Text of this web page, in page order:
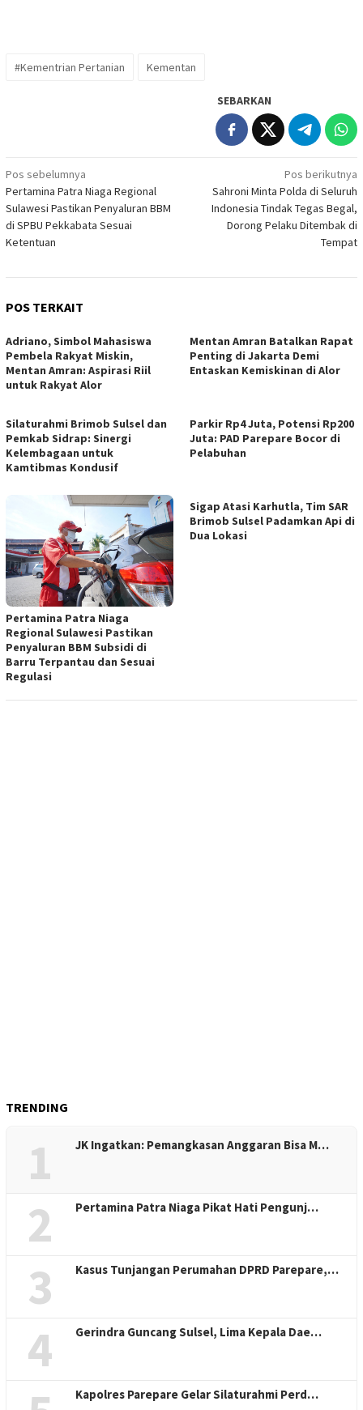
#Kementrian Pertanian Kementan
SEBARKAN
Navigasi
pos
Pos sebelumnya
Pertamina Patra Niaga Regional
Sulawesi Pastikan Penyaluran BBM
di SPBU Pekkabata Sesuai
Ketentuan
Pos berikutnya
Sahroni Minta Polda di Seluruh
Indonesia Tindak Tegas Begal,
Dorong Pelaku Ditembak di
Tempat
POS TERKAIT
Adriano, Simbol Mahasiswa
Pembela Rakyat Miskin,
Mentan Amran: Aspirasi Riil
untuk Rakyat Alor
Mentan Amran Batalkan Rapat
Penting di Jakarta Demi
Entaskan Kemiskinan di Alor
Silaturahmi Brimob Sulsel dan
Pemkab Sidrap: Sinergi
Kelembagaan untuk
Kamtibmas Kondusif
Parkir Rp4 Juta, Potensi Rp200
Juta: PAD Parepare Bocor di
Pelabuhan
Pertamina Patra Niaga
Regional Sulawesi Pastikan
Penyaluran BBM Subsidi di
Barru Terpantau dan Sesuai
Regulasi
Sigap Atasi Karhutla, Tim SAR
Brimob Sulsel Padamkan Api di
Dua Lokasi
TRENDING
1 JK Ingatkan: Pemangkasan Anggaran Bisa M…
2 Pertamina Patra Niaga Pikat Hati Pengunj…
3 Kasus Tunjangan Perumahan DPRD Parepare,…
4 Gerindra Guncang Sulsel, Lima Kepala Dae…
Kapolres Parepare Gelar Silaturahmi Perd…